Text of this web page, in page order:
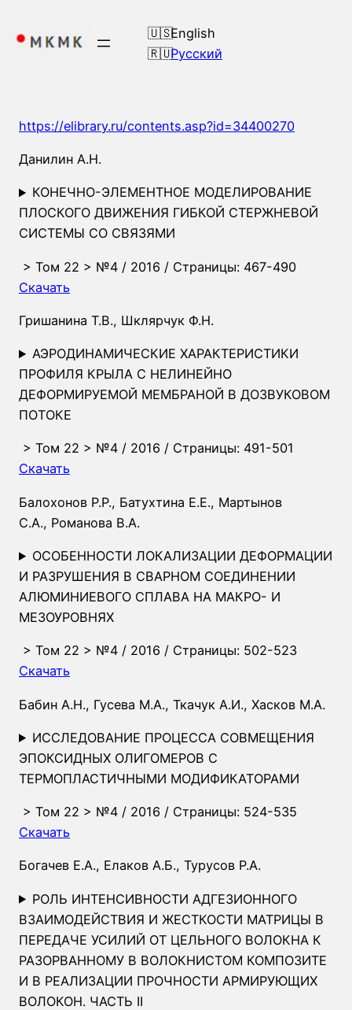
содержимому
English
Русский
https://elibrary.ru/contents.asp?id=34400270
Данилин А.Н.
КОНЕЧНО-ЭЛЕМЕНТНОЕ МОДЕЛИРОВАНИЕ
ПЛОСКОГО ДВИЖЕНИЯ ГИБКОЙ СТЕРЖНЕВОЙ
СИСТЕМЫ СО СВЯЗЯМИ
> Том 22 > №4 / 2016 / Страницы: 467-490
Скачать
Гришанина Т.В., Шклярчук Ф.Н.
АЭРОДИНАМИЧЕСКИЕ ХАРАКТЕРИСТИКИ
ПРОФИЛЯ КРЫЛА С НЕЛИНЕЙНО
ДЕФОРМИРУЕМОЙ МЕМБРАНОЙ В ДОЗВУКОВОМ
ПОТОКЕ
> Том 22 > №4 / 2016 / Страницы: 491-501
Скачать
Балохонов Р.Р., Батухтина Е.Е., Мартынов
С.А., Романова В.А.
ОСОБЕННОСТИ ЛОКАЛИЗАЦИИ ДЕФОРМАЦИИ
И РАЗРУШЕНИЯ В СВАРНОМ СОЕДИНЕНИИ
АЛЮМИНИЕВОГО СПЛАВА НА МАКРО- И
МЕЗОУРОВНЯХ
> Том 22 > №4 / 2016 / Страницы: 502-523
Скачать
Бабин А.Н., Гусева М.А., Ткачук А.И., Хасков М.А.
ИССЛЕДОВАНИЕ ПРОЦЕССА СОВМЕЩЕНИЯ
ЭПОКСИДНЫХ ОЛИГОМЕРОВ С
ТЕРМОПЛАСТИЧНЫМИ МОДИФИКАТОРАМИ
> Том 22 > №4 / 2016 / Страницы: 524-535
Скачать
Богачев Е.А., Елаков А.Б., Турусов Р.А.
РОЛЬ ИНТЕНСИВНОСТИ АДГЕЗИОННОГО
ВЗАИМОДЕЙСТВИЯ И ЖЕСТКОСТИ МАТРИЦЫ В
ПЕРЕДАЧЕ УСИЛИЙ ОТ ЦЕЛЬНОГО ВОЛОКНА К
РАЗОРВАННОМУ В ВОЛОКНИСТОМ КОМПОЗИТЕ
И В РЕАЛИЗАЦИИ ПРОЧНОСТИ АРМИРУЮЩИХ
ВОЛОКОН. ЧАСТЬ II